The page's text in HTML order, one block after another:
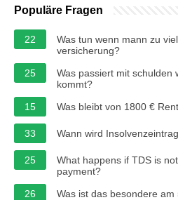
Populäre Fragen
22
Was tun wenn mann zu
versicherung?
25
Was passiert mit schulden
kommt?
15
Was bleibt von 1800 €
33 Wann wird
25
What happens if TDS is
payment?
26
Was ist das besondere